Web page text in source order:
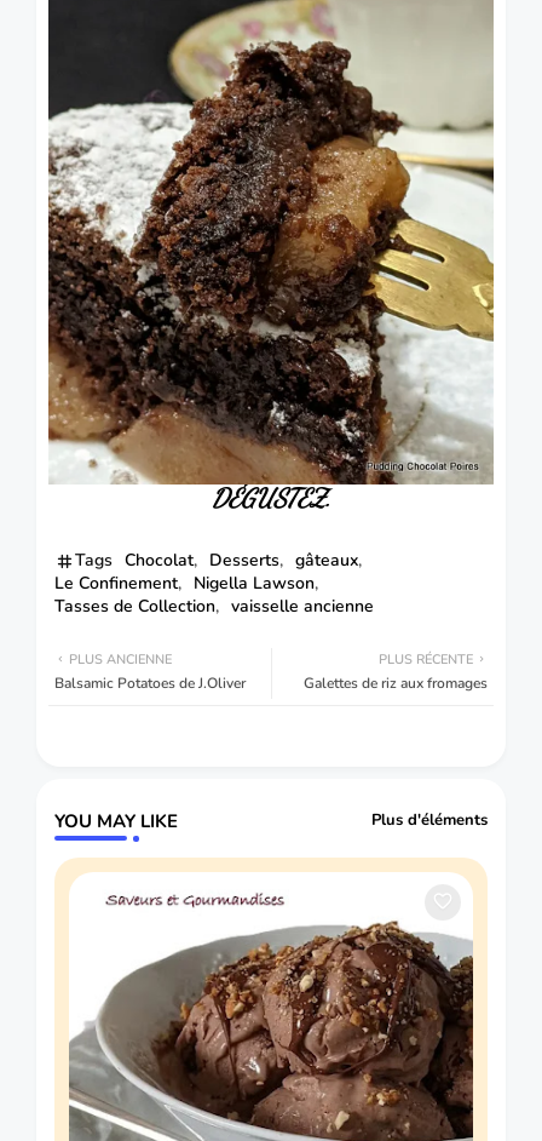
DÉGUSTEZ.
Tags Chocolat Desserts
gâteaux
Le Confinement
Nigella Lawson
Tasses de Collection
vaisselle ancienne
PLUS RÉCENTE
Galettes de riz aux fromages
PLUS ANCIENNE
Balsamic Potatoes de J.Oliver
YOU MAY LIKE Plus d'éléments